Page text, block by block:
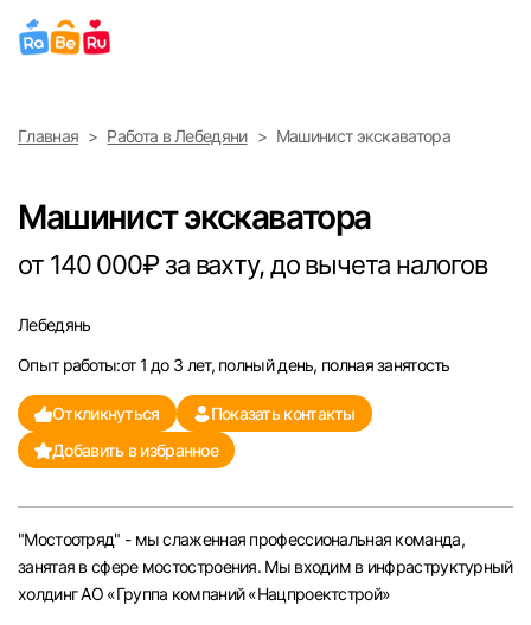
Выберите город
Санкт-Петербург
Ижевск
Екатеринбург
Саратов
Казань
Челябинск
Главная Работа в Лебедяни Машинист экскаватора
Машинист экскаватора
от 140 000₽ за вахту, до вычета налогов
Лебедянь
Опыт работы:от 1 до 3 лет, полный день, полная занятость
Откликнуться
Показать контакты
Добавить в избранное
"Мостоотряд" - мы слаженная профессиональная команда,
занятая в сфере мостостроения. Мы входим в инфраструктурный
холдинг АО «Группа компаний «Нацпроектстрой»